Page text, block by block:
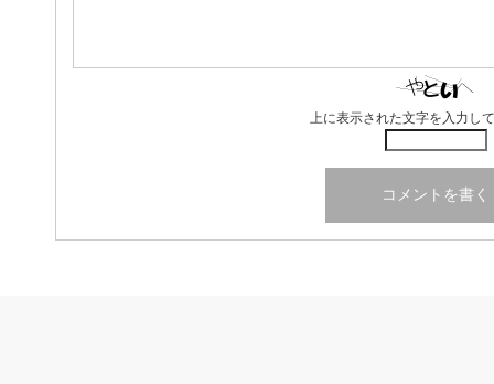
上に表示された文字を入力し